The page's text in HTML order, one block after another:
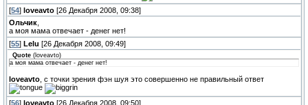
[54] loveavto [26 Декабря 2008, 09:38]
Ольчик
а моя мама отвечает - денег нет!
[55] Lelu [26 Декабря 2008, 09:49]
Quote ( loveavto)
а моя мама отвечает - денег нет!
loveavto , с точки зрения фэн шуя это совершенно не правильный ответ
[56] loveavto [26 Декабря 2008, 09:50]